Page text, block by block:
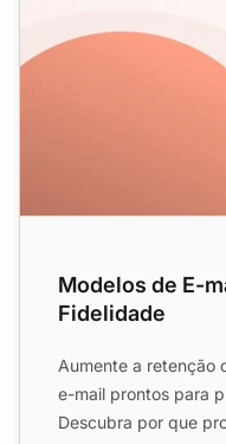
Modelos de E-
Fidelidade
Aumente a retenção
e-mail prontos para
Descubra por que